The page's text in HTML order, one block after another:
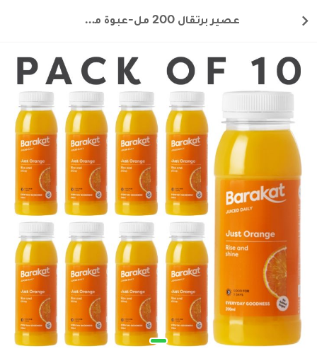
عصير برتقال 200 مل-عبوة من 10 قطع